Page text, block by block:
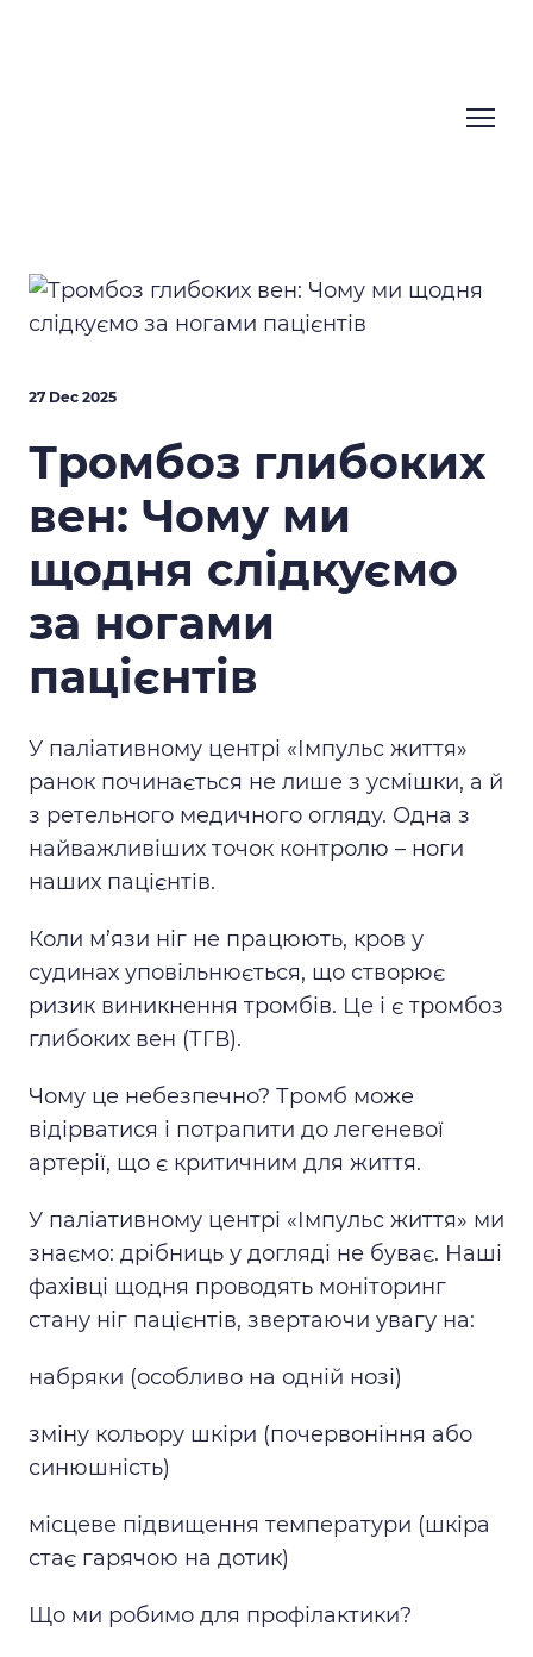
27 Dec 2025
Тромбоз глибоких
вен: Чому ми
щодня слідкуємо
за ногами
пацієнтів
У паліативному центрі «Імпульс життя»
ранок починається не лише з усмішки, а й
з ретельного медичного огляду. Одна з
найважливіших точок контролю – ноги
наших пацієнтів.
Коли м’язи ніг не працюють, кров у
судинах уповільнюється, що створює
ризик виникнення тромбів. Це і є тромбоз
глибоких вен (ТГВ).
Чому це небезпечно? Тромб може
відірватися і потрапити до легеневої
артерії, що є критичним для життя.
У паліативному центрі «Імпульс життя» ми
знаємо: дрібниць у догляді не буває. Наші
фахівці щодня проводять моніторинг
стану ніг пацієнтів, звертаючи увагу на:
набряки (особливо на одній нозі)
зміну кольору шкіри (почервоніння або
синюшність)
місцеве підвищення температури (шкіра
стає гарячою на дотик)
Що ми робимо для профілактики?